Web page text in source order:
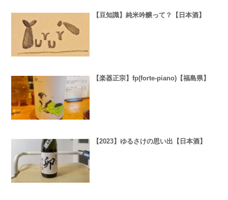
【豆知識】純米吟醸って？【日本酒】
【楽器正宗】fp(forte-piano)【福島県】
【2023】ゆるさけの思い出【日本酒】